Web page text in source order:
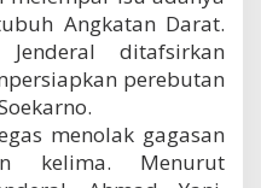
Angkatan Darat.
ditafsirkan
perebutan
menolak gagasan
kelima. Menurut